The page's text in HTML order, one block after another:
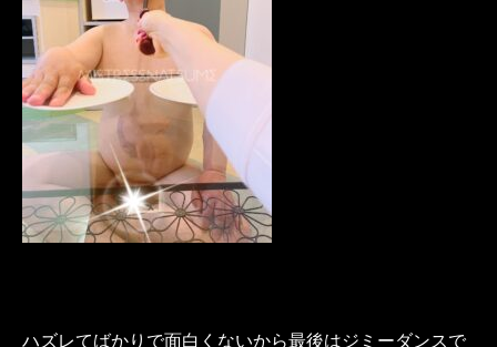
ハズレてばかりで面白くないから最後はジミーダンスで